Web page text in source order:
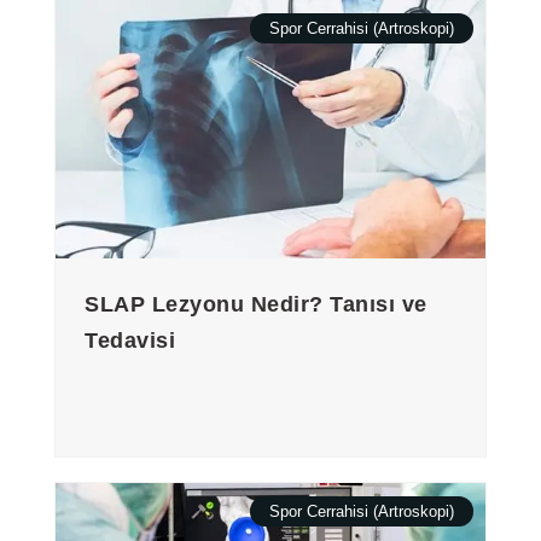
Spor Cerrahisi (Artroskopi)
SLAP Lezyonu Nedir? Tanısı ve
Tedavisi
Spor Cerrahisi (Artroskopi)